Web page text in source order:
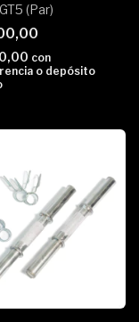
(Par)
con
o depósito